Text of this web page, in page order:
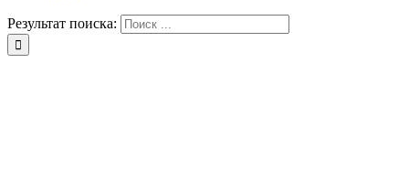
Результат поиска: